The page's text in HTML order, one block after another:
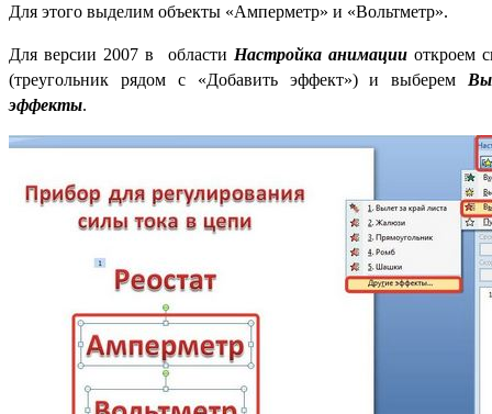
Для этого выделим объекты «Амперметр» и «Вольтметр».
Для версии 2007 в области Настройка анимацииоткроем
(треугольник рядом с «Добавить эффект») и выберем
эффекты.